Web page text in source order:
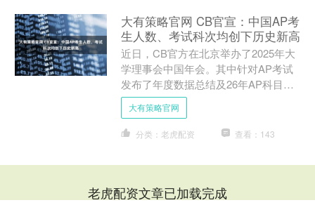
大有策略官网 CB官宣：中国AP考
生人数、考试科次均创下历史新高
近日，CB官方在北京举办了2025年大
学理事会中国年会。其中针对AP考试
发布了年度数据总结及26年AP科目更
新的计划安排。 会上，CB官方称，过
去一年全球共有超....
大有策略官网
分类：老虎配资 查看：143
老虎配资文章已加载完成